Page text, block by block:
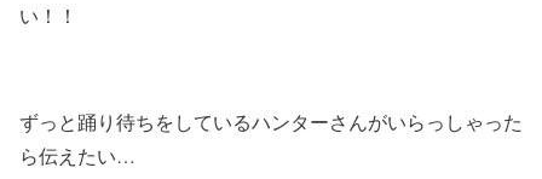
い！！
ずっと踊り待ちをしているハンターさんがいらっしゃった
ら伝えたい…